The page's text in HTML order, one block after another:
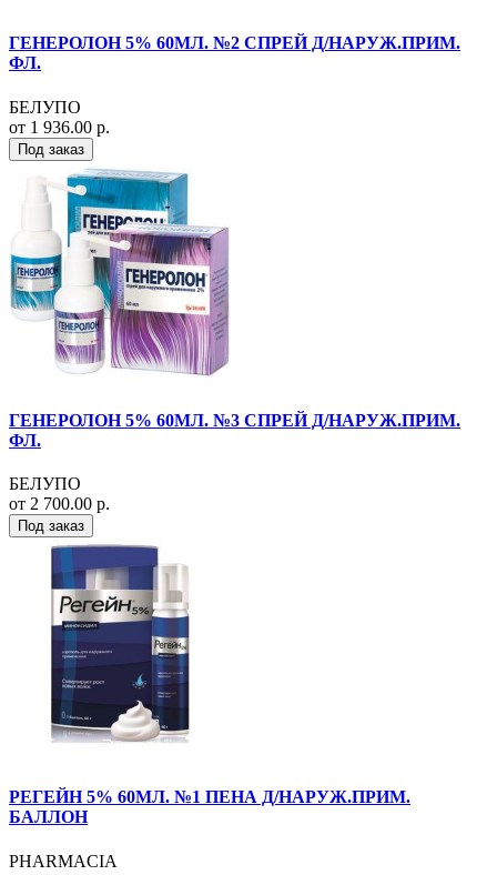
ГЕНЕРОЛОН 5% 60МЛ. №2 СПРЕЙ Д/НАРУЖ.ПРИМ.
ФЛ.
БЕЛУПО
от 1 936.00 р.
Под заказ
ГЕНЕРОЛОН 5% 60МЛ. №3 СПРЕЙ Д/НАРУЖ.ПРИМ.
ФЛ.
БЕЛУПО
от 2 700.00 р.
Под заказ
РЕГЕЙН 5% 60МЛ. №1 ПЕНА Д/НАРУЖ.ПРИМ.
БАЛЛОН
PHARMACIA